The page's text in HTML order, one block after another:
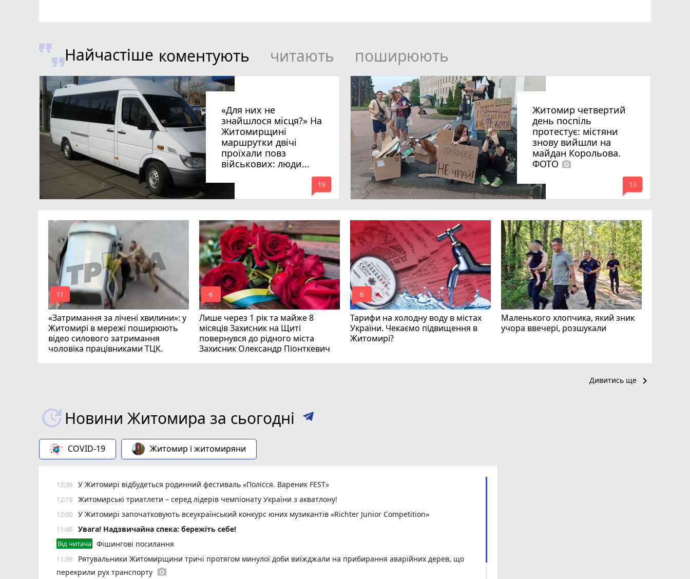
Найчастіше коментують читають поширюють
«Для них не
знайшлося місця?» На
Житомирщині
маршрутки двічі
проїхали повз
військових: люди
вимагають покарати
винних
mode_comment
19
Житомир четвертий
день поспіль
протестує: містяни
знову вийшли на
майдан Корольова.
ФОТО photo_camera
mode_comment
13
«Затримання за лічені хвилини»: у
Житомирі в мережі поширюють
відео силового затримання
чоловіка працівниками ТЦК.
mode_comment
11
Лише через 1 рік та майже 8
місяців Захисник на Щиті
повернувся до рідного міста
Захисник Олександр Піонткевич
mode_comment
6
Тарифи на холодну воду в містах
України. Чекаємо підвищення в
Житомирі?
mode_comment
6
Маленького хлопчика, який зник
учора ввечері, розшукали
Дивитись ще keyboard_arrow_right
Новини Житомира за сьогодні
COVID-19 Житомир і житомиряни
12:39 У Житомирі відбудеться родинний фестиваль «Полісся. Вареник FEST»
12:19 Житомирські триатлети – серед лідерів чемпіонату України з акватлону!
12:00 У Житомирі започатковують всеукраїнський конкурс юних музикантів «Richter Junior Competition»
11:46 Увага! Надзвичайна спека: бережіть себе!
Від читача Фішингові посилання
11:39
Рятувальники Житомирщини тричі протягом минулої доби виїжджали на прибирання аварійних дерев, що
перекрили рух транспорту photo_camera